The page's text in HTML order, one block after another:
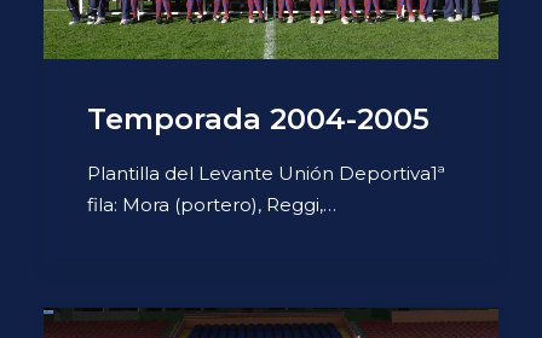
Search
Temporada 2004-2005
Plantilla del Levante Unión Deportiva1ª
fila: Mora (portero), Reggi,…